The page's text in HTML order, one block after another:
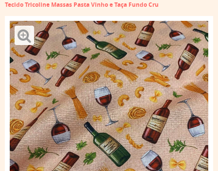
Tecido Tricoline Massas Pasta Vinho e Taça Fundo Cru